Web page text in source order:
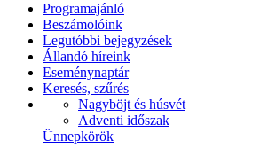
Programajánló
Beszámolóink
Legutóbbi bejegyzések
Állandó híreink
Eseménynaptár
Keresés, szűrés
Nagyböjt és húsvét
Adventi időszak
Ünnepkörök